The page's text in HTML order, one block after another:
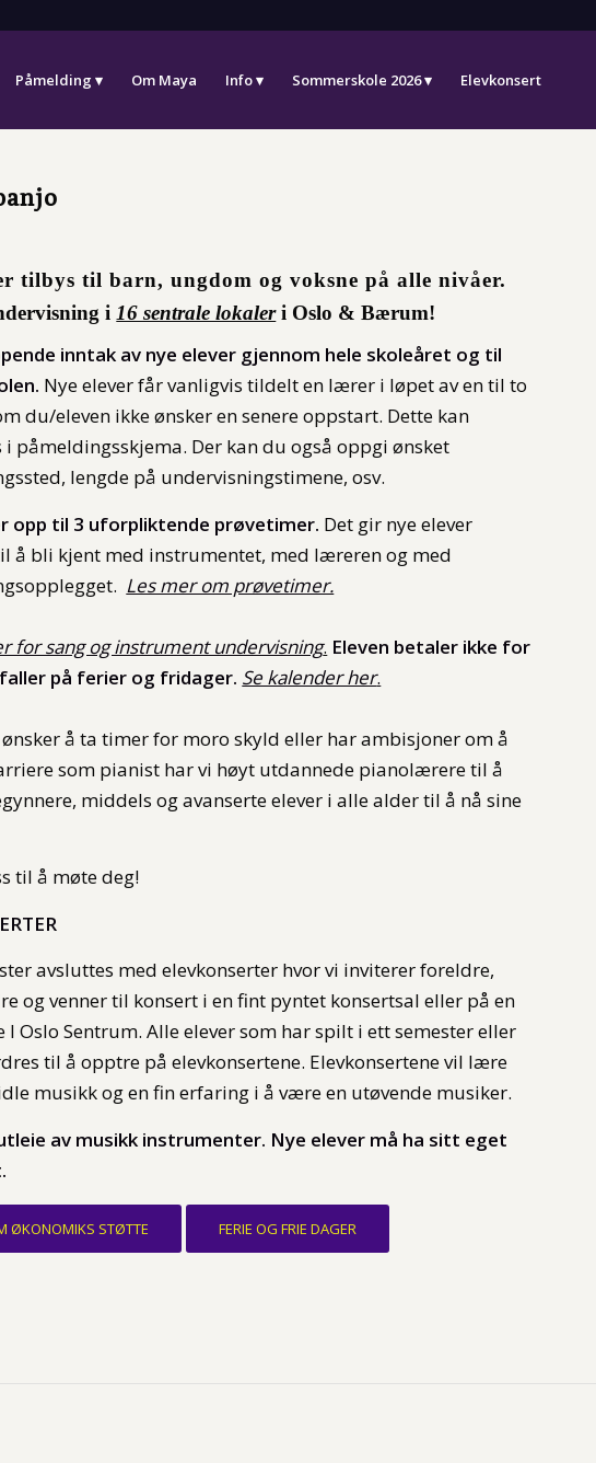
Påmelding Om Maya Info Sommerskole 2026 Elevkonsert
tilbys til barn, ungdom og voksne på alle nivåer.
i 16 sentrale lokaler i Oslo & Bærum!
inntak av nye elever gjennom hele skoleåret og til
Nye elever får vanligvis tildelt en lærer i løpet av en til to
du/eleven ikke ønsker en senere oppstart. Dette kan
i påmeldingsskjema. Der kan du også oppgi ønsket
lengde på undervisningstimene, osv.
opp til 3 uforpliktende prøvetimer. Det gir nye elever
å bli kjent med instrumentet, med læreren og med
Les mer om prøvetimer.
for sang og instrument undervisning. Eleven betaler ikke for
på ferier og fridager. Se kalender her.
å ta timer for moro skyld eller har ambisjoner om å
som pianist har vi høyt utdannede pianolærere til å
middels og avanserte elever i alle alder til å nå sine
til å møte deg!
avsluttes med elevkonserter hvor vi inviterer foreldre,
og venner til konsert i en fint pyntet konsertsal eller på en
I Oslo Sentrum. Alle elever som har spilt i ett semester eller
til å opptre på elevkonsertene. Elevkonsertene vil lære
musikk og en fin erfaring i å være en utøvende musiker.
av musikk instrumenter. Nye elever må ha sitt eget
ØKONOMIKS STØTTE FERIE OG FRIE DAGER